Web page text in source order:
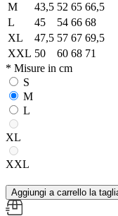
M
43,5 52 65 66,5
L
45 54 66 68
XL
47,5 57 67 69,5
XXL 50 60 68 71
* Misure in cm
S
M
L
XL
XXL
Aggiungi a carrello la